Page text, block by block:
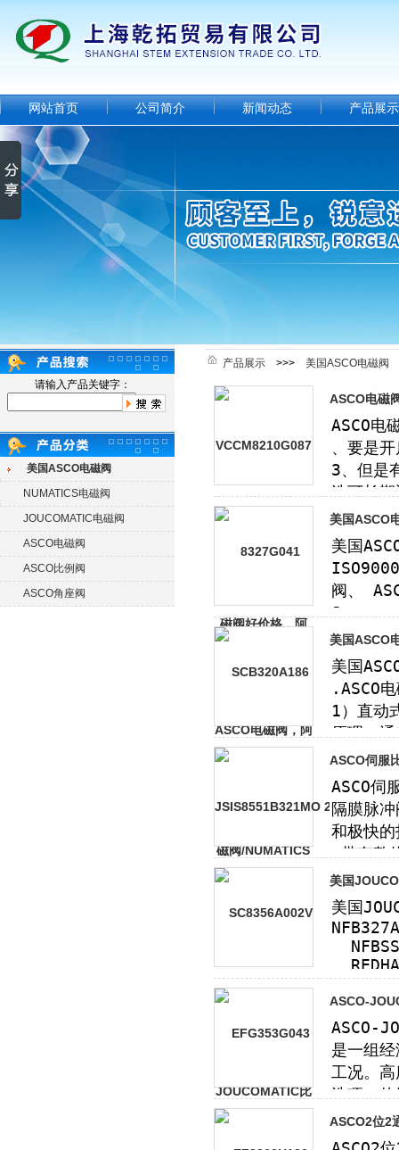
网站首页 公司简介 新闻动态 产品展示
请输入产品关键字：
美国ASCO电磁阀
NUMATICS电磁阀
JOUCOMATIC电磁阀
ASCO电磁阀
ASCO比例阀
ASCO角座阀
产品展示 >>> 美国ASCO电磁阀
ASCO电磁
美国ASCO
美国ASCO
ASCO伺服
美国
ASCO-
ASCO2位2